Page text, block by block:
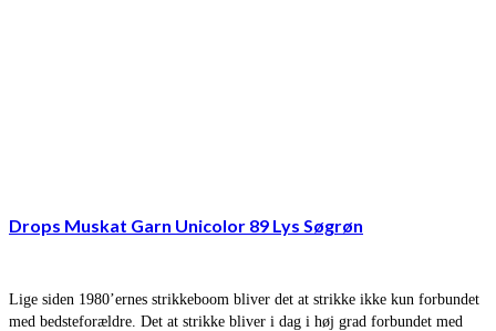
Drops Muskat Garn Unicolor 89 Lys Søgrøn
Lige siden 1980’ernes strikkeboom bliver det at strikke ikke kun forbundet
med bedsteforældre. Det at strikke bliver i dag i høj grad forbundet med